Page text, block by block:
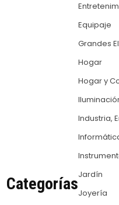
Categorías
Equipaje
Grandes
Hogar
Hogar y
Industria,
Jardín
Joyería